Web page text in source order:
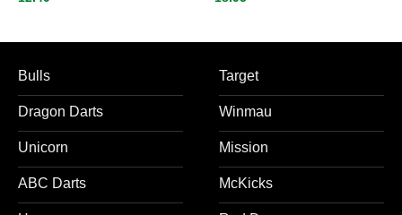
Bulls
Dragon Darts
Unicorn
ABC Darts
Target
Winmau
Mission
McKicks